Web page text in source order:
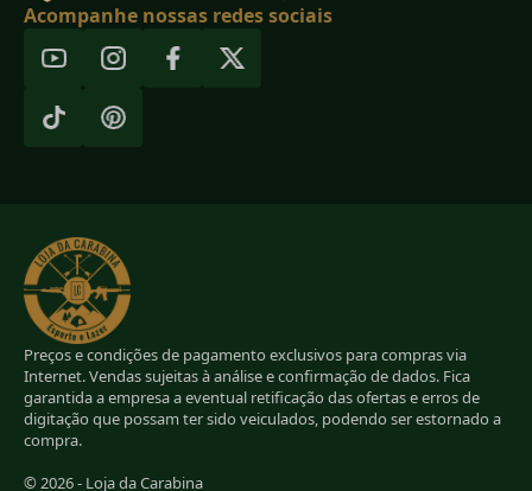
Acompanhe nossas redes sociais
Preços e condições de pagamento exclusivos para compras via
Internet. Vendas sujeitas à análise e confirmação de dados. Fica
garantida a empresa a eventual retificação das ofertas e erros de
digitação que possam ter sido veiculados, podendo ser estornado a
compra.
© 2026 - Loja da Carabina